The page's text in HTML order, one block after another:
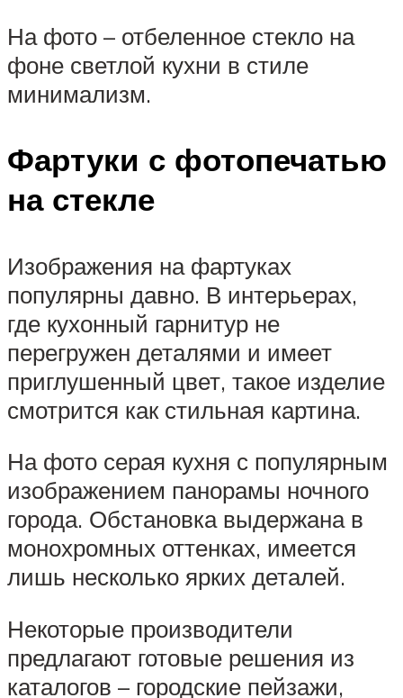
На фото – отбеленное стекло на
фоне светлой кухни в стиле
минимализм.
Фартуки с фотопечатью
на стекле
Изображения на фартуках
популярны давно. В интерьерах,
где кухонный гарнитур не
перегружен деталями и имеет
приглушенный цвет, такое изделие
смотрится как стильная картина.
На фото серая кухня с популярным
изображением панорамы ночного
города. Обстановка выдержана в
монохромных оттенках, имеется
лишь несколько ярких деталей.
Некоторые производители
предлагают готовые решения из
каталогов – городские пейзажи,